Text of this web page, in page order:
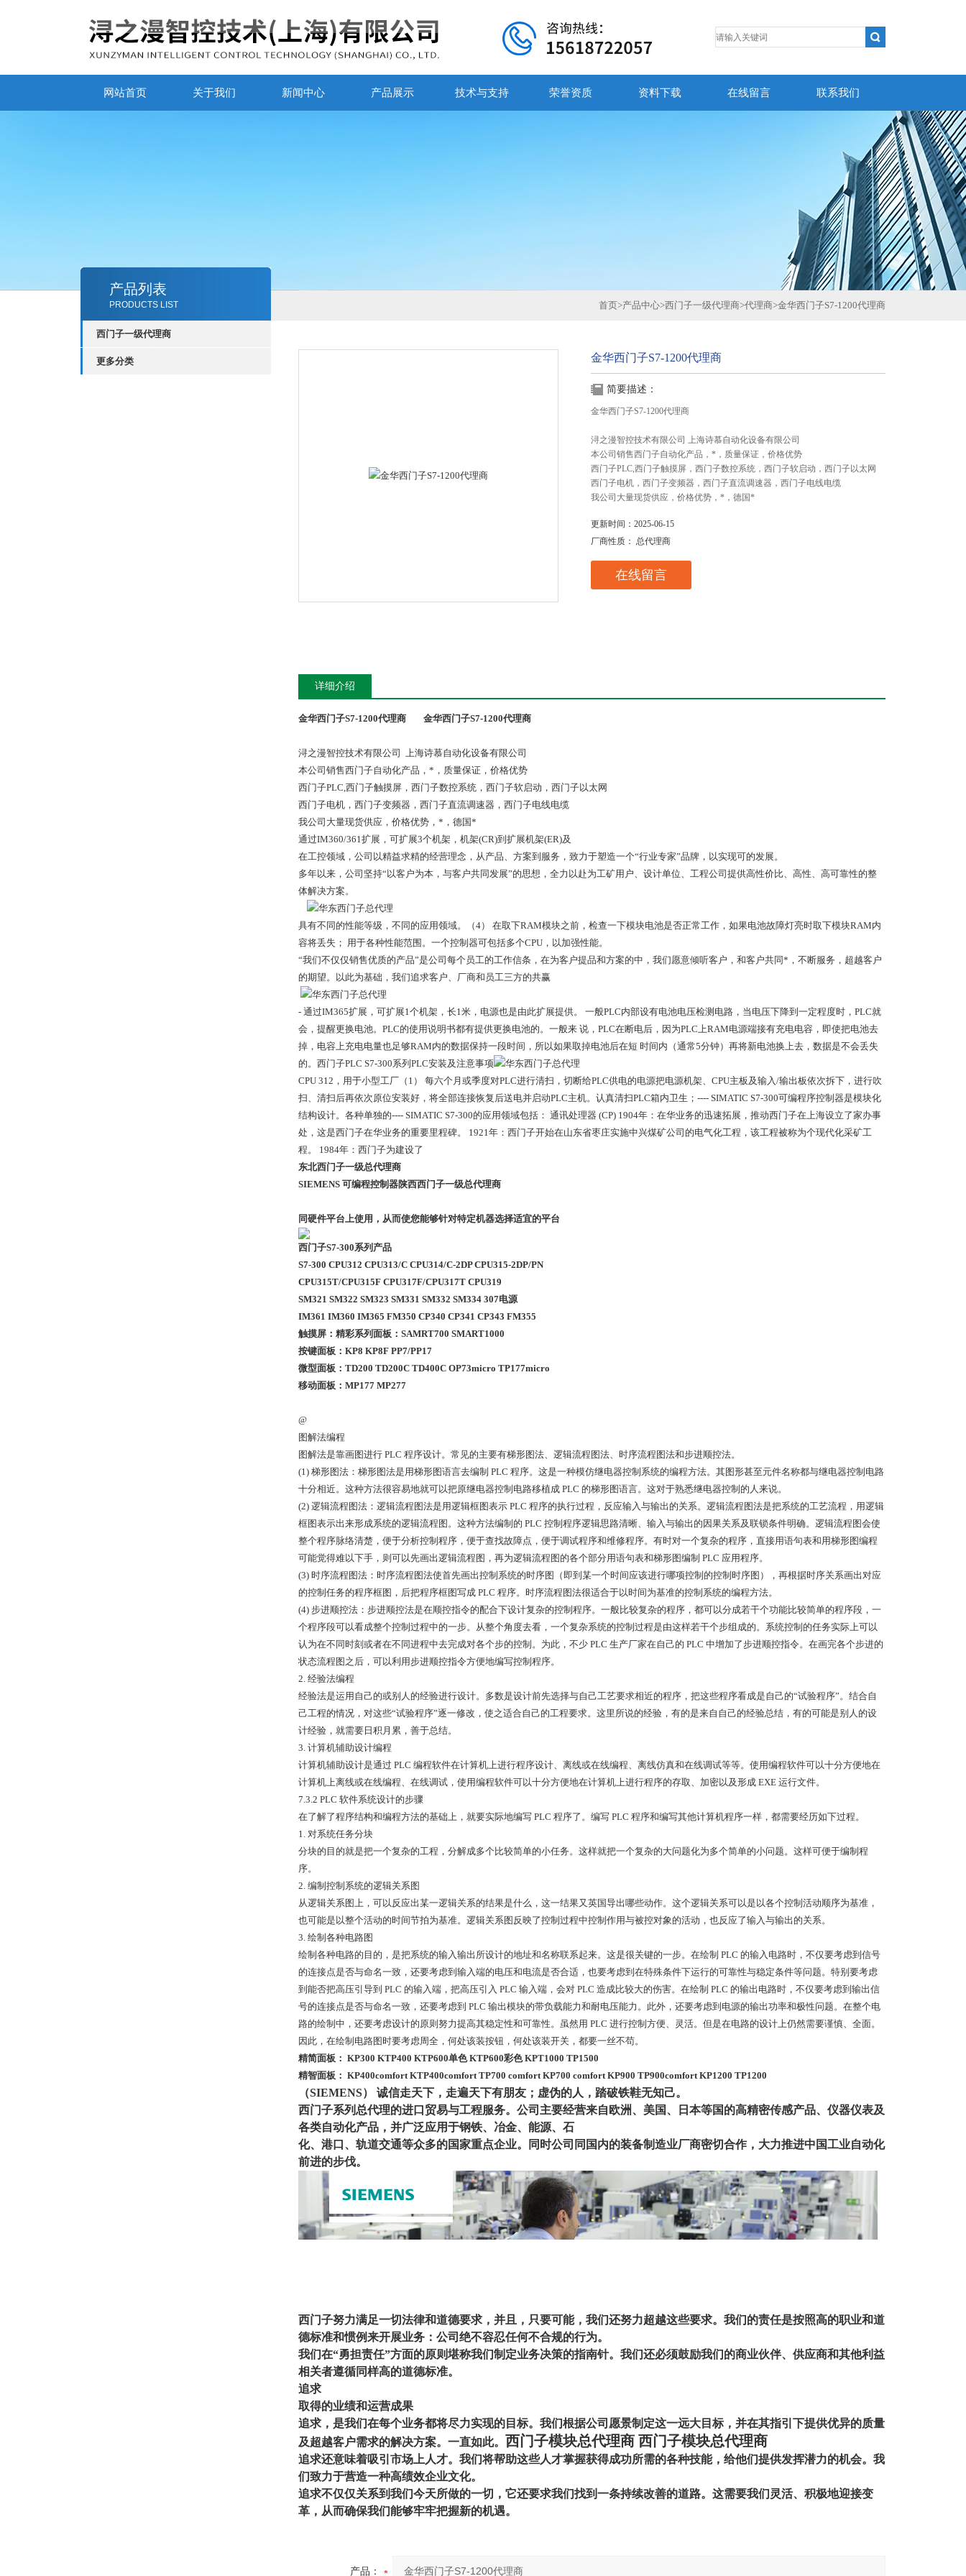
网站首页 关于我们 新闻中心 产品展示 技术与支持 荣誉资质 资料下载 在线留言 联系我们
产品列表
PRODUCTS LIST
西门子一级代理商
更多分类
首页>产品中心>西门子一级代理商>代理商>金华西门子S7-1200代理商
金华西门子S7-1200代理商
简要描述：
金华西门子S7-1200代理商
浔之漫智控技术有限公司 上海诗慕自动化设备有限公司
本公司销售西门子自动化产品，*，质量保证，价格优势
西门子PLC,西门子触摸屏，西门子数控系统，西门子软启动，西门子以太网
西门子电机，西门子变频器，西门子直流调速器，西门子电线电缆
我公司大量现货供应，价格优势，*，德国*
更新时间：2025-06-15
厂商性质： 总代理商
在线留言
详细介绍
金华西门子S7-1200代理商 金华西门子S7-1200代理商
浔之漫智控技术有限公司 上海诗慕自动化设备有限公司
本公司销售西门子自动化产品，*，质量保证，价格优势
西门子PLC,西门子触摸屏，西门子数控系统，西门子软启动，西门子以太网
西门子电机，西门子变频器，西门子直流调速器，西门子电线电缆
我公司大量现货供应，价格优势，*，德国*
通过IM360/361扩展，可扩展3个机架，机架(CR)到扩展机架(ER)及
在工控领域，公司以精益求精的经营理念，从产品、方案到服务，致力于塑造一个“行业专家”品牌，以实现可的发展。
多年以来，公司坚持“以客户为本，与客户共同发展”的思想，全力以赴为工矿用户、设计单位、工程公司提供高性价比、高性、高可靠性的整
体解决方案。
具有不同的性能等级，不同的应用领域。（4） 在取下RAM模块之前，检查一下模块电池是否正常工作，如果电池故障灯亮时取下模块RAM内
容将丢失； 用于各种性能范围。一个控制器可包括多个CPU，以加强性能。
“我们不仅仅销售优质的产品”是公司每个员工的工作信条，在为客户提品和方案的中，我们愿意倾听客户，和客户共同*，不断服务，超越客户
的期望。以此为基础，我们追求客户、厂商和员工三方的共赢
- 通过IM365扩展，可扩展1个机架，长1米，电源也是由此扩展提供。 一般PLC内部设有电池电压检测电路，当电压下降到一定程度时，PLC就
会，提醒更换电池。PLC的使用说明书都有提供更换电池的。一般来 说，PLC在断电后，因为PLC上RAM电源端接有充电电容，即使把电池去
掉，电容上充电电量也足够RAM内的数据保持一段时间，所以如果取掉电池后在短 时间内（通常5分钟）再将新电池换上去，数据是不会丢失
的。西门子PLC S7-300系列PLC安装及注意事项
CPU 312，用于小型工厂（1） 每六个月或季度对PLC进行清扫，切断给PLC供电的电源把电源机架、CPU主板及输入/输出板依次拆下，进行吹
扫、清扫后再依次原位安装好，将全部连接恢复后送电并启动PLC主机。认真清扫PLC箱内卫生；---- SIMATIC S7-300可编程序控制器是模块化
结构设计。各种单独的---- SIMATIC S7-300的应用领域包括： 通讯处理器 (CP) 1904年：在华业务的迅速拓展，推动西门子在上海设立了家办事
处，这是西门子在华业务的重要里程碑。 1921年：西门子开始在山东省枣庄实施中兴煤矿公司的电气化工程，该工程被称为个现代化采矿工
程。 1984年：西门子为建设了
东北西门子一级总代理商
SIEMENS 可编程控制器陕西西门子一级总代理商
同硬件平台上使用，从而使您能够针对特定机器选择适宜的平台
西门子S7-300系列产品
S7-300 CPU312 CPU313/C CPU314/C-2DP CPU315-2DP/PN
CPU315T/CPU315F CPU317F/CPU317T CPU319
SM321 SM322 SM323 SM331 SM332 SM334 307电源
IM361 IM360 IM365 FM350 CP340 CP341 CP343 FM355
触摸屏：精彩系列面板：SAMRT700 SMART1000
按键面板：KP8 KP8F PP7/PP17
微型面板：TD200 TD200C TD400C OP73micro TP177micro
移动面板：MP177 MP277
@
图解法编程
图解法是靠画图进行 PLC 程序设计。常见的主要有梯形图法、逻辑流程图法、时序流程图法和步进顺控法。
(1) 梯形图法：梯形图法是用梯形图语言去编制 PLC 程序。这是一种模仿继电器控制系统的编程方法。其图形甚至元件名称都与继电器控制电路
十分相近。这种方法很容易地就可以把原继电器控制电路移植成 PLC 的梯形图语言。这对于熟悉继电器控制的人来说。
(2) 逻辑流程图法：逻辑流程图法是用逻辑框图表示 PLC 程序的执行过程，反应输入与输出的关系。逻辑流程图法是把系统的工艺流程，用逻辑
框图表示出来形成系统的逻辑流程图。这种方法编制的 PLC 控制程序逻辑思路清晰、输入与输出的因果关系及联锁条件明确。逻辑流程图会使
整个程序脉络清楚，便于分析控制程序，便于查找故障点，便于调试程序和维修程序。有时对一个复杂的程序，直接用语句表和用梯形图编程
可能觉得难以下手，则可以先画出逻辑流程图，再为逻辑流程图的各个部分用语句表和梯形图编制 PLC 应用程序。
(3) 时序流程图法：时序流程图法使首先画出控制系统的时序图（即到某一个时间应该进行哪项控制的控制时序图），再根据时序关系画出对应
的控制任务的程序框图，后把程序框图写成 PLC 程序。时序流程图法很适合于以时间为基准的控制系统的编程方法。
(4) 步进顺控法：步进顺控法是在顺控指令的配合下设计复杂的控制程序。一般比较复杂的程序，都可以分成若干个功能比较简单的程序段，一
个程序段可以看成整个控制过程中的一步。从整个角度去看，一个复杂系统的控制过程是由这样若干个步组成的。系统控制的任务实际上可以
认为在不同时刻或者在不同进程中去完成对各个步的控制。为此，不少 PLC 生产厂家在自己的 PLC 中增加了步进顺控指令。在画完各个步进的
状态流程图之后，可以利用步进顺控指令方便地编写控制程序。
2. 经验法编程
经验法是运用自己的或别人的经验进行设计。多数是设计前先选择与自己工艺要求相近的程序，把这些程序看成是自己的“试验程序”。结合自
己工程的情况，对这些“试验程序”逐一修改，使之适合自己的工程要求。这里所说的经验，有的是来自自己的经验总结，有的可能是别人的设
计经验，就需要日积月累，善于总结。
3. 计算机辅助设计编程
计算机辅助设计是通过 PLC 编程软件在计算机上进行程序设计、离线或在线编程、离线仿真和在线调试等等。使用编程软件可以十分方便地在
计算机上离线或在线编程、在线调试，使用编程软件可以十分方便地在计算机上进行程序的存取、加密以及形成 EXE 运行文件。
7.3.2 PLC 软件系统设计的步骤
在了解了程序结构和编程方法的基础上，就要实际地编写 PLC 程序了。编写 PLC 程序和编写其他计算机程序一样，都需要经历如下过程。
1. 对系统任务分块
分块的目的就是把一个复杂的工程，分解成多个比较简单的小任务。这样就把一个复杂的大问题化为多个简单的小问题。这样可便于编制程
序。
2. 编制控制系统的逻辑关系图
从逻辑关系图上，可以反应出某一逻辑关系的结果是什么，这一结果又英国导出哪些动作。这个逻辑关系可以是以各个控制活动顺序为基准，
也可能是以整个活动的时间节拍为基准。逻辑关系图反映了控制过程中控制作用与被控对象的活动，也反应了输入与输出的关系。
3. 绘制各种电路图
绘制各种电路的目的，是把系统的输入输出所设计的地址和名称联系起来。这是很关键的一步。在绘制 PLC 的输入电路时，不仅要考虑到信号
的连接点是否与命名一致，还要考虑到输入端的电压和电流是否合适，也要考虑到在特殊条件下运行的可靠性与稳定条件等问题。特别要考虑
到能否把高压引导到 PLC 的输入端，把高压引入 PLC 输入端，会对 PLC 造成比较大的伤害。在绘制 PLC 的输出电路时，不仅要考虑到输出信
号的连接点是否与命名一致，还要考虑到 PLC 输出模块的带负载能力和耐电压能力。此外，还要考虑到电源的输出功率和极性问题。在整个电
路的绘制中，还要考虑设计的原则努力提高其稳定性和可靠性。虽然用 PLC 进行控制方便、灵活。但是在电路的设计上仍然需要谨慎、全面。
因此，在绘制电路图时要考虑周全，何处该装按钮，何处该装开关，都要一丝不苟。
精简面板： KP300 KTP400 KTP600单色 KTP600彩色 KPT1000 TP1500
精智面板： KP400comfort KTP400comfort TP700 comfort KP700 comfort KP900 TP900comfort KP1200 TP1200
（SIEMENS） 诚信走天下，走遍天下有朋友；虚伪的人，踏破铁鞋无知己。
西门子系列总代理的进口贸易与工程服务。公司主要经营来自欧洲、美国、日本等国的高精密传感产品、仪器仪表及
各类自动化产品，并广泛应用于钢铁、冶金、能源、石
化、港口、轨道交通等众多的国家重点企业。同时公司同国内的装备制造业厂商密切合作，大力推进中 国工业自动化
前进的步伐。
西门子努力满足一切法律和道德要求，并且，只要可能，我们还努力超越这些要求。我们的责任是按照高的职业和道
德标准和惯例来开展业务：公司绝不容忍任何不合规的行为。
我们在“勇担责任”方面的原则堪称我们制定业务决策的指南针。我们还必须鼓励我们的商业伙伴、供应商和其他利益
相关者遵循同样高的道德标准。
追求
取得的业绩和运营成果
追求，是我们在每个业务都将尽力实现的目标。我们根据公司愿景制定这一远大目标，并在其指引下提供优异的质量
及超越客户需求的解决方案。一直如此。 西门子模块总代理商 西门子模块总代理商
追求还意味着吸引市场上人才。我们将帮助这些人才掌握获得成功所需的各种技能，给他们提供发挥潜力的机会。我
们致力于营造一种高绩效企业文化。
追求不仅仅关系到我们今天所做的一切，它还要求我们找到一条持续改善的道路。这需要我们灵活、积极地迎接变
革，从而确保我们能够牢牢把握新的机遇。
产品：